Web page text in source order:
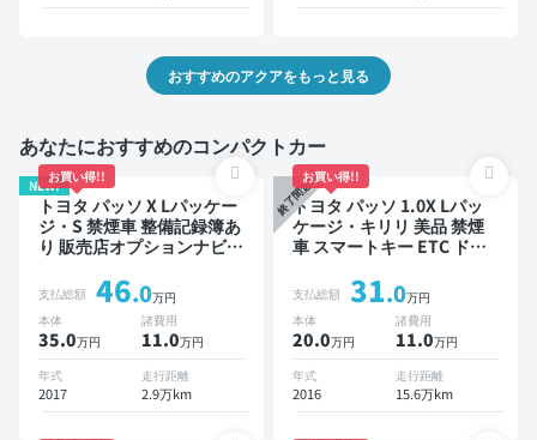
おすすめのアクアをもっと見る
あなたにおすすめのコンパクトカー
NEW!
お買い得!!
トヨタ パッソ X Lパッケー
ジ・S 禁煙車 整備記録簿あ
り 販売店オプションナビ
クモニター ドライブレコー
ダー 衝突軽減
支払総額 46.0万円
本体
35.0万円
諸費用
11.0万円
年式
2017
走行距離
2.9万km
終了間近
お買い得!!
トヨタ パッソ 1.0X Lパッ
ケージ・キリリ 美品 禁煙
車 スマートキー ETC ドラ
支払総額 31.0万円
本体
20.0万円
諸費用
11.0万円
年式
2016
走行距離
15.6万km